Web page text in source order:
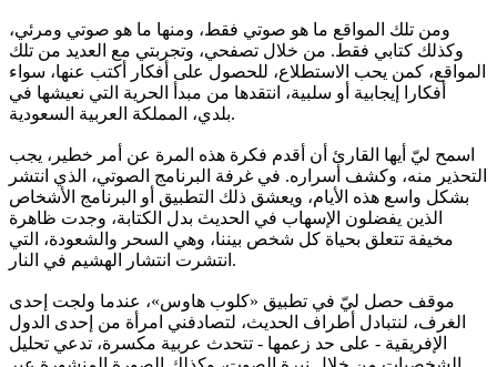
ومن تلك المواقع ما هو صوتي فقط، ومنها ما هو صوتي ومرئي،
وكذلك كتابي فقط. من خلال تصفحي، وتجربتي مع العديد من تلك
المواقع، كمن يحب الاستطلاع، للحصول على أفكار أكتب عنها، سواء
أفكارا إيجابية أو سلبية، انتقدها من مبدأ الحرية التي نعيشها في
بلدي، المملكة العربية السعودية.
اسمح ليّ أيها القارئ أن أقدم فكرة هذه المرة عن أمر خطير، يجب
التحذير منه، وكشف أسراره. في غرفة البرنامج الصوتي، الذي انتشر
بشكل واسع هذه الأيام، ويعشق ذلك التطبيق أو البرنامج الأشخاص
الذين يفضلون الإسهاب في الحديث بدل الكتابة، وجدت ظاهرة
مخيفة تتعلق بحياة كل شخص بيننا، وهي السحر والشعودة، التي
انتشرت انتشار الهشيم في النار.
موقف حصل ليّ في تطبيق «كلوب هاوس»، عندما ولجت إحدى
الغرف، لنتبادل أطراف الحديث، لتصادفني امرأة من إحدى الدول
الإفريقية - على حد زعمها - تتحدث عربية مكسرة، تدعي تحليل